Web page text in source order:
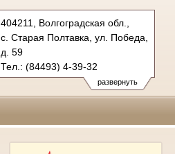
развернуть
404211, Волгоградская обл.,
с. Старая Полтавка, ул. Победа,
д. 59
Тел.: (84493) 4-39-32
starop.vol@sudrf.ru